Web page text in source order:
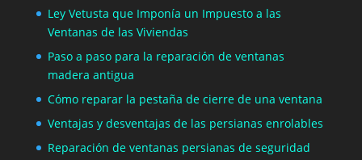
Ley Vetusta que Imponía un Impuesto a las
Ventanas de las Viviendas
Paso a paso para la reparación de ventanas
madera antigua
Cómo reparar la pestaña de cierre de una ventana
Ventajas y desventajas de las persianas enrolables
Reparación de ventanas persianas de seguridad